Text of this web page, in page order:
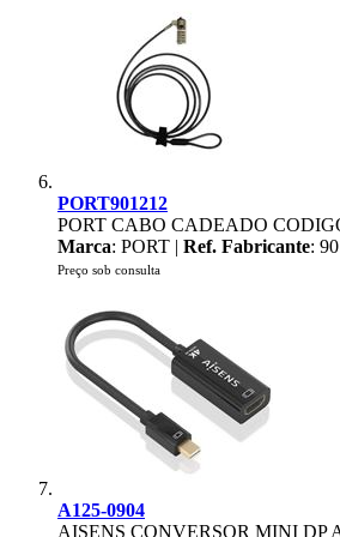
PORT901212
PORT CABO CADEADO
Marca: PORT | Ref. Fabricante:
Preço sob consulta
A125-0904
AISENS CONVERSOR MINI DP